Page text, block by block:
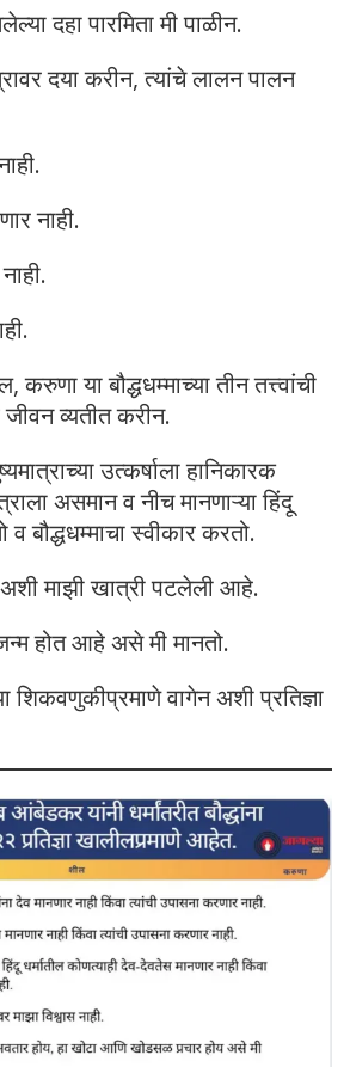
दहा पारमिता मी पाळीन.
दया करीन, त्यांचे लालन पालन
नाही.
करुणा या बौद्धधम्माच्या तीन तत्त्वांची
व्यतीत करीन.
उत्कर्षाला हानिकारक
असमान व नीच मानणाऱ्या हिंदू
व बौद्धधम्माचा स्वीकार करतो.
माझी खात्री पटलेली आहे.
होत आहे असे मी मानतो.
शिकवणुकीप्रमाणे वागेन अशी प्रतिज्ञा